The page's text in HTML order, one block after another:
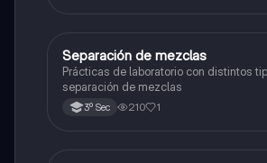
Química
Separación de mezclas
Prácticas de laboratorio con distintos
separación de mezclas
3º Sec 210 1